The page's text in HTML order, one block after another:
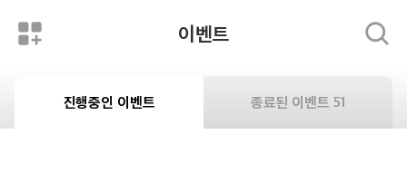
이벤트
진행중인 이벤트 종료된 이벤트 51